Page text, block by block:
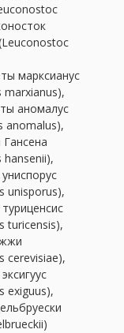
марксианус
marxianus),
аномалус
anomalus),
hansenii),
unisporus),
turicensis),
cerevisiae),
exiguus),